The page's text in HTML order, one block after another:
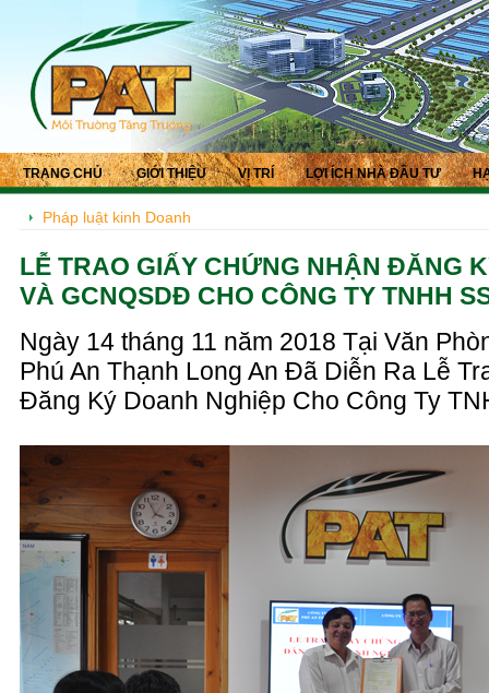
TRANG CHỦ GIỚI THIỆU VỊ TRÍ LỢI ÍCH NHÀ ĐẦU TƯ
Pháp luật kinh Doanh
LỄ TRAO GIẤY CHỨNG NHẬN ĐĂNG
VÀ GCNQSDĐ CHO CÔNG TY TNHH
Ngày 14 tháng 11 năm 2018 Tại Văn
Phú An Thạnh Long An Đã Diễn Ra Lễ
Đăng Ký Doanh Nghiệp Cho Công Ty